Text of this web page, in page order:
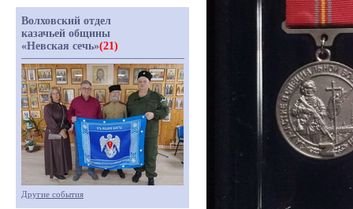
Волховский отдел
казачьей общины
«Невская сечь»(21)
Другие события